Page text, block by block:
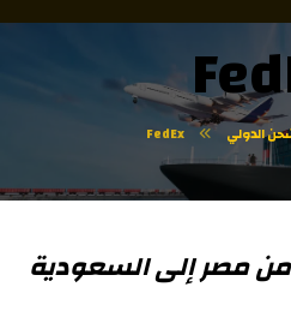
الدولي FedEx
مصر إلى السعودية